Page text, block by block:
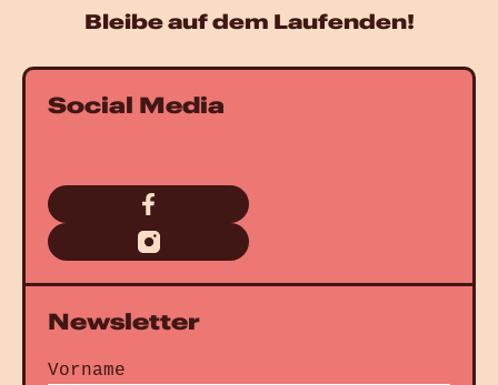
Bleibe auf dem Laufenden!
Social Media
Newsletter
Vorname